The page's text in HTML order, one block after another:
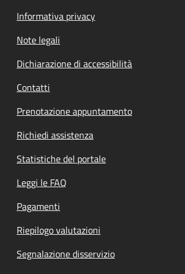
Informativa privacy
Note legali
Dichiarazione di accessibilità
Contatti
Prenotazione appuntamento
Richiedi assistenza
Statistiche del portale
Leggi le FAQ
Pagamenti
Riepilogo valutazioni
Segnalazione disservizio